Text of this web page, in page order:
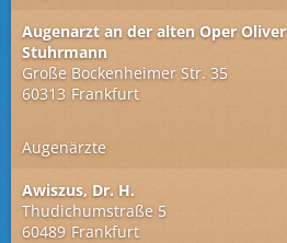
Augenarzt an der alten Oper Oliver
Stuhrmann
Große Bockenheimer Str. 35
60313 Frankfurt
Augenärzte
Awiszus, Dr. H.
Thudichumstraße 5
60489 Frankfurt